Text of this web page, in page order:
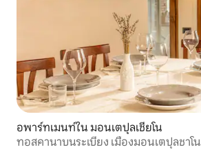
อพาร์ทเมนท์ใน มอนเตปุลเชียโน
ทอสคานาบนระเบียง เมืองมอนเตปุลชาโน